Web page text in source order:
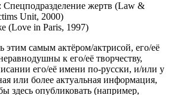
Спецподразделение жертв (Law &
Unit, 2000)
(Love in Paris, 1997)
этим самым актёром/актрисой, его/её
к его/её творчеству,
его/её имени по-русски, и/или у
или более актуальная информация,
здесь опубликовать (например,